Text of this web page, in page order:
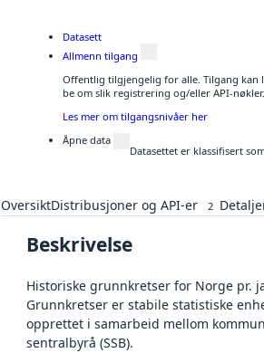
Datasett
Allmenn tilgang
Offentlig tilgjengelig for alle. Tilgang kan
be om slik registrering og/eller API-nøkler.
Les mer om tilgangsnivåer her
Åpne data
Datasettet er klassifisert
OversiktDistribusjoner og API-er 2
Beskrivelse
Historiske grunnkretser for Norge pr.
Grunnkretser er stabile statistiske
opprettet i samarbeid mellom
sentralbyrå (SSB).